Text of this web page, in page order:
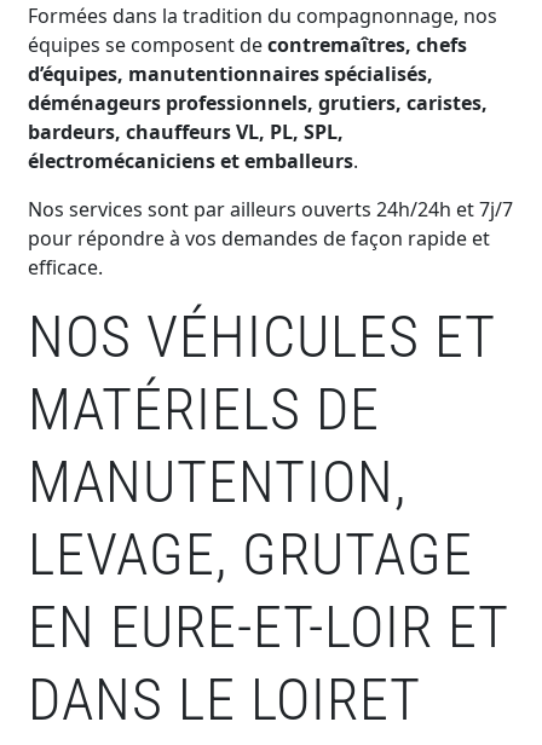
Formées dans la tradition du compagnonnage, nos
équipes se composent decontremaîtres, chefs
d’équipes, manutentionnaires spécialisés,
déménageurs professionnels, grutiers, caristes,
bardeurs, chauffeurs VL, PL, SPL,
électromécaniciens et emballeurs.
Nos services sont par ailleurs ouverts 24h/24h et 7j/7
pour répondre à vos demandes de façon rapide et
efficace.
NOS VÉHICULES ET
MATÉRIELS DE
MANUTENTION,
LEVAGE, GRUTAGE
EN EURE-ET-LOIR ET
DANS LE LOIRET